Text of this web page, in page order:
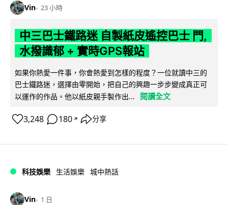
Vin 23 小時
中三巴士鐵路迷 自製紙皮遙控巴士 門,
水撥識郁 + 實時GPS報站
如果你熱愛一件事，你會熱愛到怎樣的程度？一位就讀中三的
巴士鐵路迷，選擇由零開始，把自己的興趣一步步變成真正可
以運作的作品。他以紙皮親手製作出...
閱讀全文
3,248 180 ↗ 分享
科技娛樂 生活娛樂 城中熱話
Vin 1 日